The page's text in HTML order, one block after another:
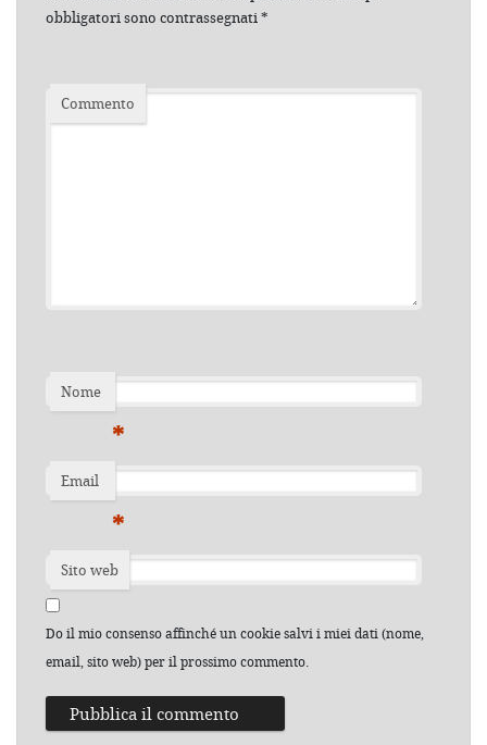
obbligatori sono contrassegnati*
Commento
Nome
*
Email
*
Sito web
Do il mio consenso affinché un cookie salvi i miei dati (nome,
email, sito web) per il prossimo commento.